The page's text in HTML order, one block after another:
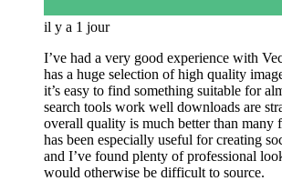
il y a 1 jour
I’ve had a very good experience with
has a huge selection of high quality
it’s easy to find something suitable for
search tools work well downloads are
overall quality is much better than many
has been especially useful for creating
and I’ve found plenty of professional
would otherwise be difficult to source.